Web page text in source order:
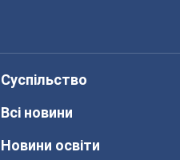
Суспільство
Всі новини
Новини освіти